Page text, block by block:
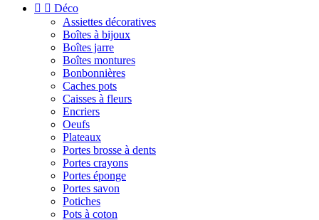
  Déco
Assiettes décoratives
Boîtes à bijoux
Boîtes jarre
Boîtes montures
Bonbonnières
Caches pots
Caisses à fleurs
Encriers
Oeufs
Plateaux
Portes brosse à dents
Portes crayons
Portes éponge
Portes savon
Potiches
Pots à coton